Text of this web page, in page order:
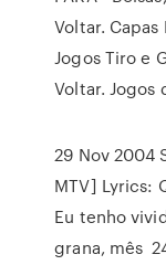
Voltar.
Jogos Tiro e
Voltar. Jogos
29 Nov 2004
MTV] Lyrics:
Eu tenho
grana, mês